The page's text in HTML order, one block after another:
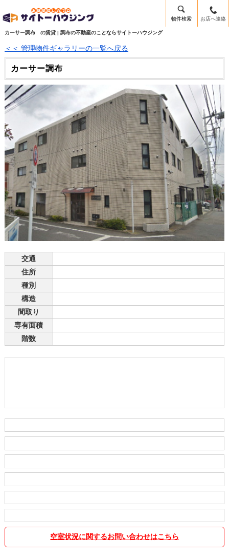
物件検索 お店へ連絡
カーサー調布 の賃貸 | 調布の不動産のことならサイトーハウジング
＜＜ 管理物件ギャラリーの一覧へ戻る
カーサー調布
交通
住所
種別
構造
間取り
専有面積
階数
空室状況に関するお問い合わせはこちら